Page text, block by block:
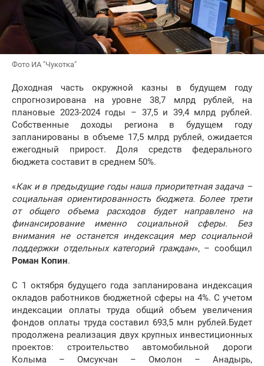
Фото ИА "Чукотка"
Доходная часть окружной казны в будущем году
спрогнозирована на уровне 38,7 млрд рублей, на
плановые 2023-2024 годы – 37,5 и 39,4 млрд рублей.
Собственные доходы региона в будущем году
запланированы в объеме 17,5 млрд рублей, ожидается
ежегодный прирост. Доля средств федерального
бюджета составит в среднем 50%.
«Как и в предыдущие годы наша приоритетная задача –
социальная ориентированность бюджета. Более трети
от общего объема расходов будет направлено на
финансирование именно социальной сферы. Без
внимания не останется индексация мер социальной
поддержки отдельных категорий граждан», – сообщил
Роман Копин.
С 1 октября будущего года запланирована индексация
окладов работников бюджетной сферы на 4%. С учетом
индексации оплаты труда общий объем увеличения
фондов оплаты труда составил 693,5 млн рублей.Будет
продолжена реализация двух крупных инвестиционных
проектов: строительство автомобильной дороги
Колыма – Омсукчан – Омолон – Анадырь,